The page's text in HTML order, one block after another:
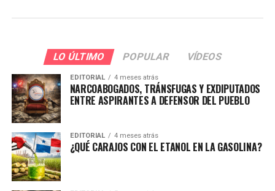
LO ÚLTIMO POPULAR VÍDEOS
EDITORIAL 4 meses atrás
NARCOABOGADOS, TRÁNSFUGAS Y EXDIPUTADOS
ENTRE ASPIRANTES A DEFENSOR DEL PUEBLO
EDITORIAL 4 meses atrás
¿QUÉ CARAJOS CON EL ETANOL EN LA GASOLINA?